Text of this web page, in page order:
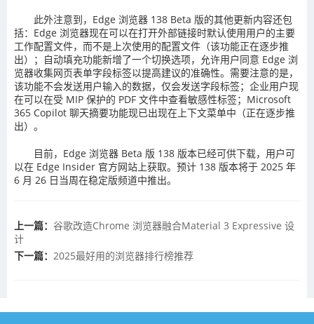
此外注意到，Edge 浏览器 138 Beta 版的其他更新内容还包
括：Edge 浏览器现在可以在打开外部链接时默认使用用户的主要
工作配置文件，而不是上次使用的配置文件（该功能正在逐步推
出）；自动填充功能新增了一个切换选项，允许用户同意 Edge 浏
览器收集网页表单字段标签以提高建议的准确性。需要注意的是，
该功能不会发送用户输入的数据，仅会发送字段标签；企业用户现
在可以在受 MIP 保护的 PDF 文件中查看敏感性标签；Microsoft
365 Copilot 聊天摘要功能现已出现在上下文菜单中（正在逐步推
出）。
目前，Edge 浏览器 Beta 版 138 版本已经可供下载，用户可
以在 Edge Insider 官方网站上获取。预计 138 版本将于 2025 年
6 月 26 日当周在稳定版频道中推出。
上一篇： 谷歌改造Chrome 浏览器融合Material 3 Expressive 设
计
下一篇： 2025最好用的浏览器排行榜推荐